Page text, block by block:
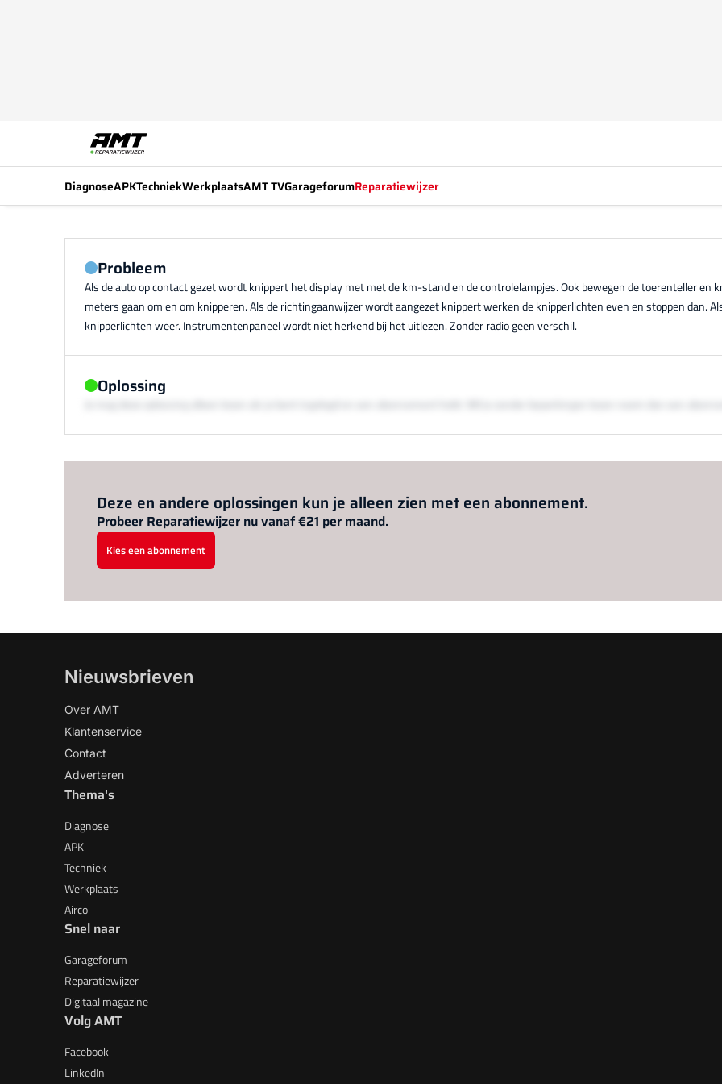
DiagnoseAPKTechniekWerkplaatsAMT TVGarageforumReparatiewijzer
Probleem
Als de auto op contact gezet wordt knippert het display met met de km-stand en de controlelampjes. Ook bewegen de toerenteller en
meters gaan om en om knipperen. Als de richtingaanwijzer wordt aangezet knippert werken de knipperlichten even en stoppen dan.
knipperlichten weer. Instrumentenpaneel wordt niet herkend bij het uitlezen. Zonder radio geen verschil.
Oplossing
Deze en andere oplossingen kun je alleen zien met een abonnement.
Probeer Reparatiewijzer nu vanaf €21 per maand.
Kies een abonnement
Nieuwsbrieven
Over AMT
Klantenservice
Contact
Adverteren
Thema's
Diagnose
APK
Techniek
Werkplaats
Airco
Snel naar
Garageforum
Reparatiewijzer
Digitaal magazine
Volg AMT
Facebook
LinkedIn